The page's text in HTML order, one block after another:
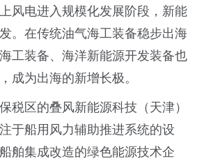
风电进入规模化发展阶段，新能
。在传统油气海工装备稳步出海
工装备、海洋新能源开发装备也
成为出海的新增长极。
税区的叠风新能源科技（天津）
于船用风力辅助推进系统的设
舶集成改造的绿色能源技术企